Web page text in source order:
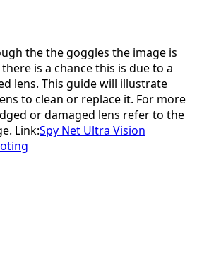
the the goggles the image is
is a chance this is due to a
lens. This guide will illustrate
to clean or replace it. For more
or damaged lens refer to the
Link:Spy Net Ultra Vision